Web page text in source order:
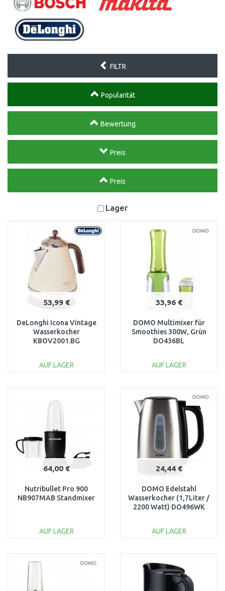
FILTR
Popularität
Bewertung
Preis
Preis
Lager
53,99 €
DeLonghi Icona Vintage
Wasserkocher
KBOV2001.BG
AUF LAGER
Vergleichen
33,96 €
DOMO Multimixer für
Smoothies 300W, Grün
DO436BL
AUF LAGER
Vergleichen
64,00 €
Nutribullet Pro 900
NB907MAB Standmixer
AUF LAGER
24,44 €
DOMO Edelstahl
Wasserkocher (1,7Liter /
2200 Watt) DO496WK
AUF LAGER
Vergleichen